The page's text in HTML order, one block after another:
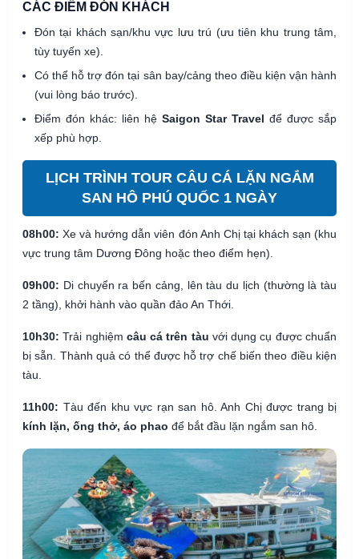
CÁC ĐIỂM ĐÓN KHÁCH
Đón tại khách sạn/khu vực lưu trú (ưu tiên khu trung tâm,
tùy tuyến xe).
Có thể hỗ trợ đón tại sân bay/cảng theo điều kiện vận hành
(vui lòng báo trước).
Điểm đón khác: liên hệ Saigon Star Travel để được sắp
xếp phù hợp.
LỊCH TRÌNH TOUR CÂU CÁ LẶN NGẮM
SAN HÔ PHÚ QUỐC 1 NGÀY
08h00: Xe và hướng dẫn viên đón Anh Chị tại khách sạn (khu
vực trung tâm Dương Đông hoặc theo điểm hẹn).
09h00: Di chuyển ra bến cảng, lên tàu du lịch (thường là tàu
2 tầng), khởi hành vào quần đảo An Thới.
10h30: Trải nghiệm câu cá trên tàu với dụng cụ được chuẩn
bị sẵn. Thành quả có thể được hỗ trợ chế biến theo điều kiện
tàu.
11h00: Tàu đến khu vực rạn san hô. Anh Chị được trang bị
kính lặn, ống thở, áo phao để bắt đầu lặn ngắm san hô.